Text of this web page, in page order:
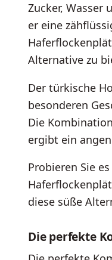
Zucker, Wasser
er eine
Alternative zu
Der türkische
besonderen
Die
ergibt ein
Probieren Sie
diese süße
Die perfekte